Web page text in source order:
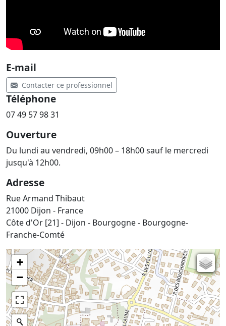
E-mail
Contacter ce professionnel
Téléphone
07 49 57 98 31
Ouverture
Du lundi au vendredi, 09h00 – 18h00 sauf le mercredi
jusqu'à 12h00.
Adresse
Rue Armand Thibaut
21000 Dijon - France
Côte d'Or [21] - Dijon - Bourgogne - Bourgogne-
Franche-Comté
+
−
Parcellaire cadastral
Plan IGN
Photographies aériennes